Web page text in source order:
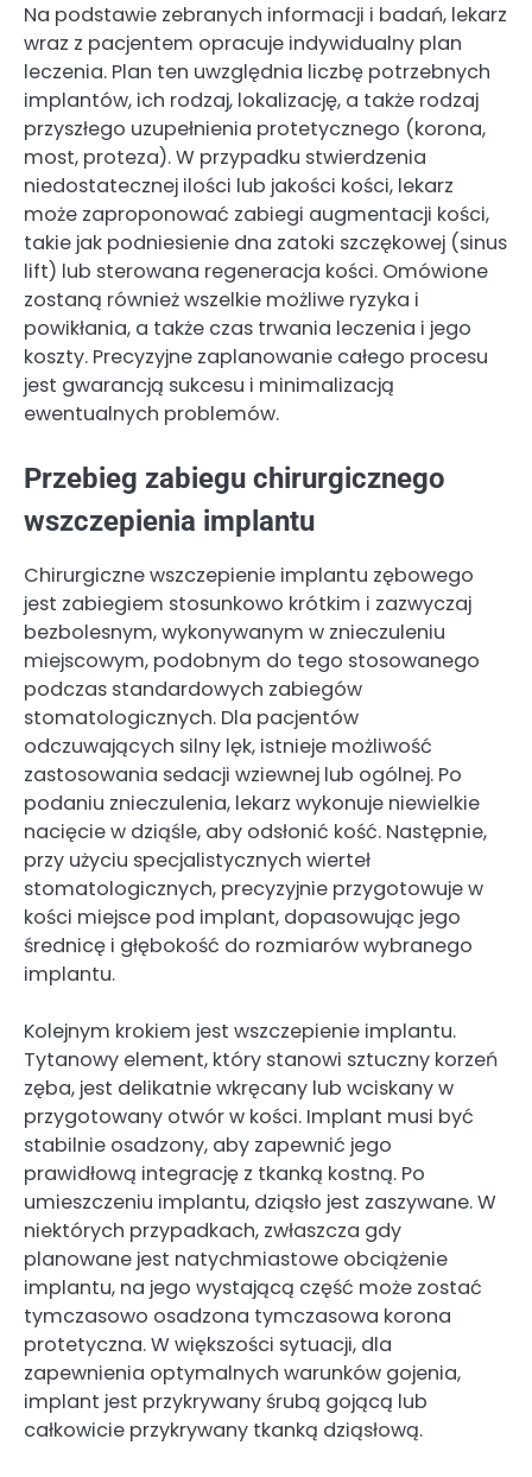
Na podstawie zebranych informacji i badań, lekarz
wraz z pacjentem opracuje indywidualny plan
leczenia. Plan ten uwzględnia liczbę potrzebnych
implantów, ich rodzaj, lokalizację, a także rodzaj
przyszłego uzupełnienia protetycznego (korona,
most, proteza). W przypadku stwierdzenia
niedostatecznej ilości lub jakości kości, lekarz
może zaproponować zabiegi augmentacji kości,
takie jak podniesienie dna zatoki szczękowej (sinus
lift) lub sterowana regeneracja kości. Omówione
zostaną również wszelkie możliwe ryzyka i
powikłania, a także czas trwania leczenia i jego
koszty. Precyzyjne zaplanowanie całego procesu
jest gwarancją sukcesu i minimalizacją
ewentualnych problemów.
Przebieg zabiegu chirurgicznego
wszczepienia implantu
Chirurgiczne wszczepienie implantu zębowego
jest zabiegiem stosunkowo krótkim i zazwyczaj
bezbolesnym, wykonywanym w znieczuleniu
miejscowym, podobnym do tego stosowanego
podczas standardowych zabiegów
stomatologicznych. Dla pacjentów
odczuwających silny lęk, istnieje możliwość
zastosowania sedacji wziewnej lub ogólnej. Po
podaniu znieczulenia, lekarz wykonuje niewielkie
nacięcie w dziąśle, aby odsłonić kość. Następnie,
przy użyciu specjalistycznych wierteł
stomatologicznych, precyzyjnie przygotowuje w
kości miejsce pod implant, dopasowując jego
średnicę i głębokość do rozmiarów wybranego
implantu.
Kolejnym krokiem jest wszczepienie implantu.
Tytanowy element, który stanowi sztuczny korzeń
zęba, jest delikatnie wkręcany lub wciskany w
przygotowany otwór w kości. Implant musi być
stabilnie osadzony, aby zapewnić jego
prawidłową integrację z tkanką kostną. Po
umieszczeniu implantu, dziąsło jest zaszywane. W
niektórych przypadkach, zwłaszcza gdy
planowane jest natychmiastowe obciążenie
implantu, na jego wystającą część może zostać
tymczasowo osadzona tymczasowa korona
protetyczna. W większości sytuacji, dla
zapewnienia optymalnych warunków gojenia,
implant jest przykrywany śrubą gojącą lub
całkowicie przykrywany tkanką dziąsłową.